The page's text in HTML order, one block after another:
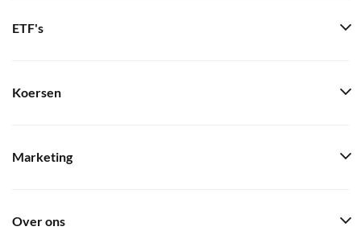
ETF's
Koersen
Marketing
Over ons